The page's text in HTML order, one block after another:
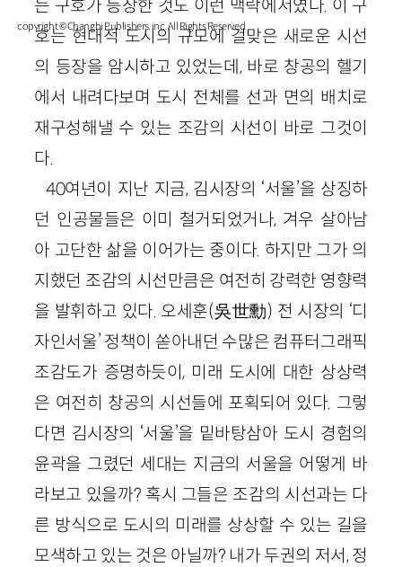
는 구호가 등장한 것도 이런 맥락에서였다. 이 구
호는 현대적 도시의 규모에 걸맞은 새로운 시선
의 등장을 암시하고 있었는데, 바로 창공의 헬기
에서 내려다보며 도시 전체를 선과 면의 배치로
재구성해낼 수 있는 조감의 시선이 바로 그것이
다.
40여년이 지난 지금, 김시장의 ‘서울’을 상징하
던 인공물들은 이미 철거되었거나, 겨우 살아남
아 고단한 삶을 이어가는 중이다. 하지만 그가 의
지했던 조감의 시선만큼은 여전히 강력한 영향력
을 발휘하고 있다. 오세훈(吳世勳) 전 시장의 ‘디
자인서울’ 정책이 쏟아내던 수많은 컴퓨터그래픽
조감도가 증명하듯이, 미래 도시에 대한 상상력
은 여전히 창공의 시선들에 포획되어 있다. 그렇
다면 김시장의 ‘서울’을 밑바탕삼아 도시 경험의
윤곽을 그렸던 세대는 지금의 서울을 어떻게 바
라보고 있을까? 혹시 그들은 조감의 시선과는 다
른 방식으로 도시의 미래를 상상할 수 있는 길을
모색하고 있는 것은 아닐까? 내가 두권의 저서, 정
copyright © Changbi Publishers, inc. All Rights Reserved.